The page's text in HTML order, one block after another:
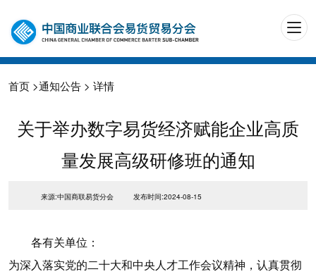
首页 >通知公告 > 详情
关于举办数字易货经济赋能企业高质
量发展高级研修班的通知
来源:中国商联易货分会 发布时间:2024-08-15
各有关单位：
为深入落实党的二十大和中央人才工作会议精神，认真贯彻